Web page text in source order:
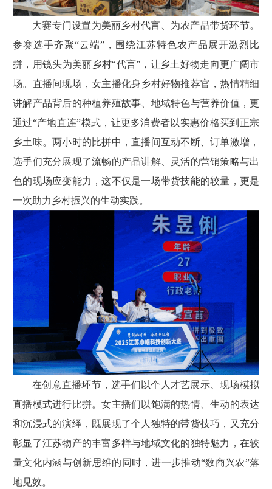
大赛专门设置为美丽乡村代言、为农产品带货环节。
参赛选手齐聚“云端”，围绕江苏特色农产品展开激烈比
拼，用镜头为美丽乡村“代言”，让乡土好物走向更广阔市
场。直播间现场，女主播化身乡村好物推荐官，热情精细
讲解产品背后的种植养殖故事、地域特色与营养价值，更
通过“产地直连”模式，让更多消费者以实惠价格买到正宗
乡土味。两小时的比拼中，直播间互动不断、订单激增，
选手们充分展现了流畅的产品讲解、灵活的营销策略与出
色的现场应变能力，这不仅是一场带货技能的较量，更是
一次助力乡村振兴的生动实践。
在创意直播环节，选手们以个人才艺展示、现场模拟
直播模式进行比拼。女主播们以饱满的热情、生动的表达
和沉浸式的演绎，既展现了个人独特的带货技巧，又充分
彰显了江苏物产的丰富多样与地域文化的独特魅力，在较
量文化内涵与创新思维的同时，进一步推动“数商兴农”落
地见效。